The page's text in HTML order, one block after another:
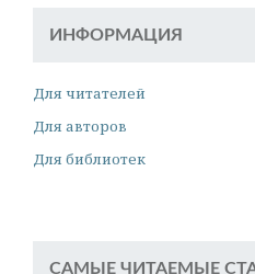
ИНФОРМАЦИЯ
Для читателей
Для авторов
Для библиотек
САМЫЕ ЧИТАЕМЫЕ